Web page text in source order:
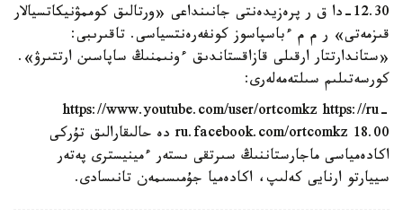
12.30-دا ق ر پرەزيدەنتى جانىنداعى «ورتالىق كوممۋنيكاتسيالار
قىزمەتى» ر م م ءباسپاسوز كونفەرەنتسياسى. تاقىرىبى:
«ستاندارتتار ارقىلى قازاقستاندىق ءونىمنىڭ ساپاسىن ارتتىرۋ».
كورسەتىلىم سىلتەمەلەرى:
https://www.youtube.com/user/ortcomkz https://ru-
ru.facebook.com/ortcomkz 18.00 دە حالىقارالىق تۇركى
اكادەمياسى ماجارستاننىڭ سىرتقى ىستەر ءمينيسترى پەتەر
سييارتو ارنايى كەلىپ، اكادەميا جۇمىسىمەن تانىسادى.